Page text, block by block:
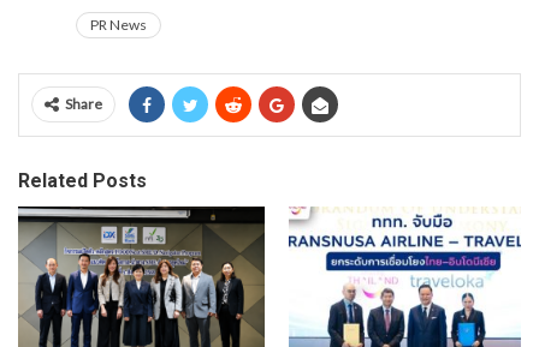
PR News
Share
Related Posts